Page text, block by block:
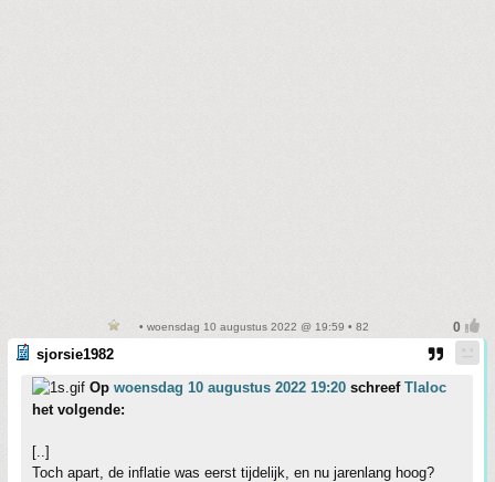
• woensdag 10 augustus 2022 @ 19:59 • 82
sjorsie1982
Op woensdag 10 augustus 2022 19:20 schreef Tlaloc
het volgende:
[..]
Toch apart, de inflatie was eerst tijdelijk, en nu jarenlang hoog?